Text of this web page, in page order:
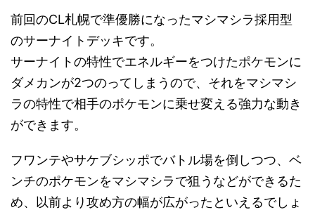
前回のCL札幌で準優勝になったマシマシラ採用型
のサーナイトデッキです。
サーナイトの特性でエネルギーをつけたポケモンに
ダメカンが2つのってしまうので、それをマシマシ
ラの特性で相手のポケモンに乗せ変える強力な動き
ができます。
フワンテやサケブシッポでバトル場を倒しつつ、ベ
ンチのポケモンをマシマシラで狙うなどができるた
め、以前より攻め方の幅が広がったといえるでしょ